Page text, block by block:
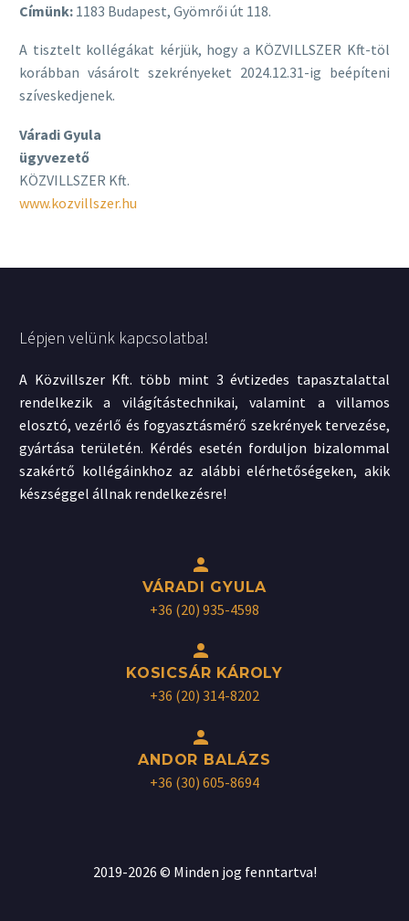
Címünk: 1183 Budapest, Gyömrői út 118.
A tisztelt kollégákat kérjük, hogy a KÖZVILLSZER Kft-töl
korábban vásárolt szekrényeket 2024.12.31-ig beépíteni
szíveskedjenek.
Váradi Gyula
ügyvezető
KÖZVILLSZER Kft.
www.kozvillszer.hu
Lépjen velünk kapcsolatba!
A Közvillszer Kft. több mint 3 évtizedes tapasztalattal
rendelkezik a világítástechnikai, valamint a villamos
elosztó, vezérlő és fogyasztásmérő szekrények tervezése,
gyártása területén. Kérdés esetén forduljon bizalommal
szakértő kollégáinkhoz az alábbi elérhetőségeken, akik
készséggel állnak rendelkezésre!


VÁRADI GYULA
+36 (20) 935-4598


KOSICSÁR KÁROLY
+36 (20) 314-8202


ANDOR BALÁZS
+36 (30) 605-8694
2019-2026 © Minden jog fenntartva!